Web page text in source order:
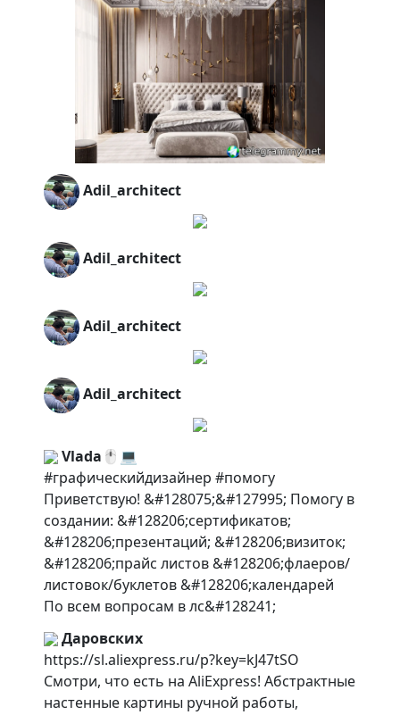
Adil_architect
Adil_architect
Adil_architect
Adil_architect
Vlada🖱💻
#графическийдизайнер #помогу
Приветствую! &#128075;&#127995; Помогу в
создании: &#128206;сертификатов;
&#128206;презентаций; &#128206;визиток;
&#128206;прайс листов &#128206;флаеров/
листовок/буклетов &#128206;календарей
По всем вопросам в лс&#128241;
Даровских
https://sl.aliexpress.ru/p?key=kJ47tSO
Смотри, что есть на AliExpress! Абстрактные
настенные картины ручной работы,